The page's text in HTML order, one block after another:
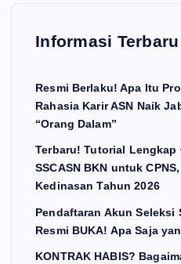
Informasi Terbaru
Resmi Berlaku! Apa Itu
Rahasia Karir ASN Naik
“Orang Dalam”
Terbaru! Tutorial Lengkap
SSCASN BKN untuk
Kedinasan Tahun 2026
Pendaftaran Akun Seleksi
Resmi BUKA! Apa Saja
KONTRAK HABIS?